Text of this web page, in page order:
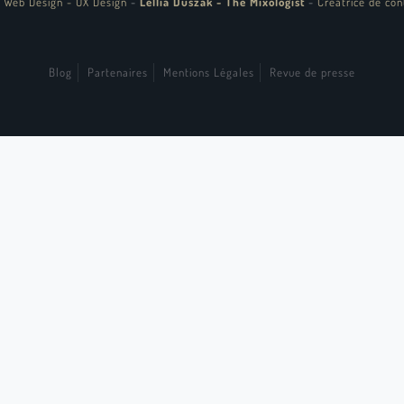
Blog Partenaires Mentions Légales Revue de presse